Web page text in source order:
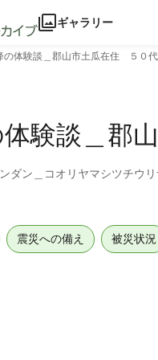
ギャラリー
の体験談＿郡山市土瓜在住 ５０
体験談＿
ダン＿コオリヤマシツチ
震災への備え 被災状況